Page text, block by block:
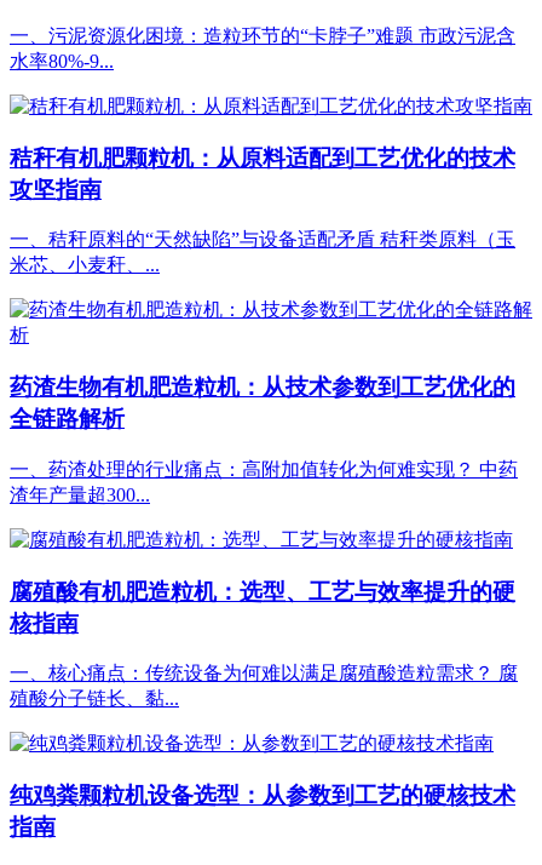
一、污泥资源化困境：造粒环节的“卡脖子”难题 市政污泥含
水率80%-9...
秸秆有机肥颗粒机：从原料适配到工艺优化的技术
攻坚指南
一、秸秆原料的“天然缺陷”与设备适配矛盾 秸秆类原料（玉
米芯、小麦秆、...
药渣生物有机肥造粒机：从技术参数到工艺优化的
全链路解析
一、药渣处理的行业痛点：高附加值转化为何难实现？ 中药
渣年产量超300...
腐殖酸有机肥造粒机：选型、工艺与效率提升的硬
核指南
一、核心痛点：传统设备为何难以满足腐殖酸造粒需求？ 腐
殖酸分子链长、黏...
纯鸡粪颗粒机设备选型：从参数到工艺的硬核技术
指南